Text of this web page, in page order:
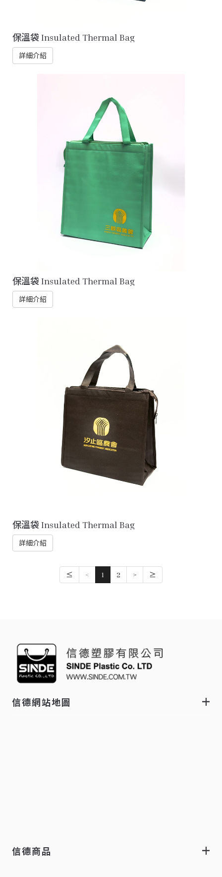
保溫袋 Insulated Thermal Bag
詳細介紹
保溫袋 Insulated Thermal Bag
詳細介紹
保溫袋 Insulated Thermal Bag
詳細介紹
≤ < 1 2 > ≥
信德網站地圖
信德商品